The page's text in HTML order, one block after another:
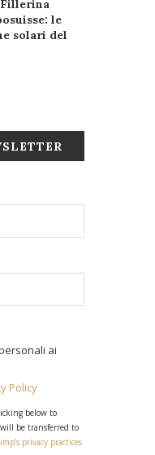
le
solari del
ai
Policy
below to
be transferred to
privacy practices